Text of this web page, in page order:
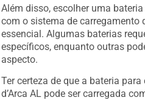
Além disso, escolher uma
com o sistema de carregamento
essencial. Algumas baterias
específicos, enquanto outras
aspecto.
Ter certeza de que a bateria
d’Arca AL pode ser carregada